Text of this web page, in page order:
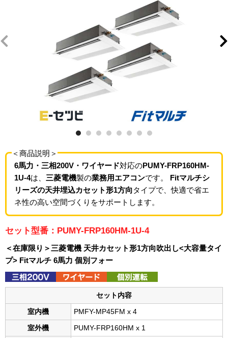
＜商品説明＞
6馬力・三相200V・ワイヤード対応のPUMY-FRP160HM-
1U-4は、 三菱電機製の業務用エアコンです。 Fitマルチシ
リーズの天井埋込カセット形1方向タイプで、快適で省エ
ネ性の高い空間づくりをサポートします。
セット型番：PUMY-FRP160HM-1U-4
＜在庫限り＞三菱電機 天井カセット形1方向吹出し<大容量タイ
プ> Fitマルチ 6馬力 個別フォー
セット内容
室内機 PMFY-MP45FM x 4
室外機 PUMY-FRP160HM x 1